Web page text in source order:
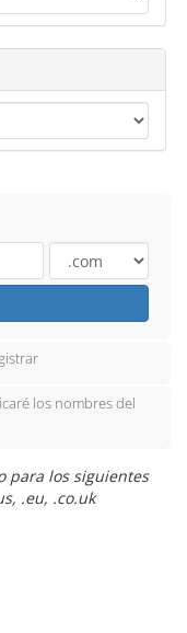
los nombres del
para los siguientes
.eu, .co.uk